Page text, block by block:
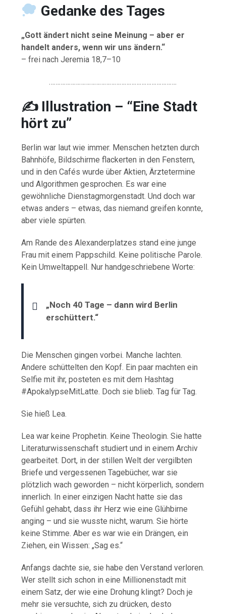
Gedanke des Tages
„Gott ändert nicht seine Meinung – aber er
handelt anders, wenn wir uns ändern.“
– frei nach Jeremia 18,7–10
………………………………………………………………….
✍️ Illustration – “Eine Stadt
hört zu”
Berlin war laut wie immer. Menschen hetzten durch
Bahnhöfe, Bildschirme flackerten in den Fenstern,
und in den Cafés wurde über Aktien, Ärztetermine
und Algorithmen gesprochen. Es war eine
gewöhnliche Dienstagmorgenstadt. Und doch war
etwas anders – etwas, das niemand greifen konnte,
aber viele spürten.
Am Rande des Alexanderplatzes stand eine junge
Frau mit einem Pappschild. Keine politische Parole.
Kein Umweltappell. Nur handgeschriebene Worte:
„Noch 40 Tage – dann wird Berlin
erschüttert.“
Die Menschen gingen vorbei. Manche lachten.
Andere schüttelten den Kopf. Ein paar machten ein
Selfie mit ihr, posteten es mit dem Hashtag
#ApokalypseMitLatte. Doch sie blieb. Tag für Tag.
Sie hieß Lea.
Lea war keine Prophetin. Keine Theologin. Sie hatte
Literaturwissenschaft studiert und in einem Archiv
gearbeitet. Dort, in der stillen Welt der vergilbten
Briefe und vergessenen Tagebücher, war sie
plötzlich wach geworden – nicht körperlich, sondern
innerlich. In einer einzigen Nacht hatte sie das
Gefühl gehabt, dass ihr Herz wie eine Glühbirne
anging – und sie wusste nicht, warum. Sie hörte
keine Stimme. Aber es war wie ein Drängen, ein
Ziehen, ein Wissen: „Sag es.“
Anfangs dachte sie, sie habe den Verstand verloren.
Wer stellt sich schon in eine Millionenstadt mit
einem Satz, der wie eine Drohung klingt? Doch je
mehr sie versuchte, sich zu drücken, desto